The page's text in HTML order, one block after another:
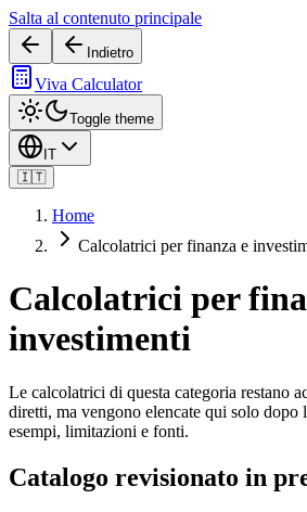
Salta al contenuto principale
Indietro
Viva Calculator
Toggle theme
IT
🇮🇹
Home
Calcolatrici per finanza e
Calcolatrici per
investimenti
Le calcolatrici di questa categoria restano
diretti, ma vengono elencate qui solo dopo
esempi, limitazioni e fonti.
Catalogo revisionato in